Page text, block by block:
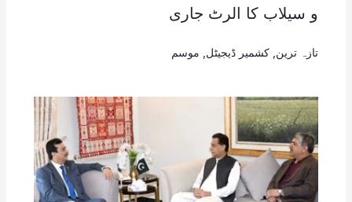
و سیلاب کا الرٹ جاری
تازہ ترین کشمیر ڈیجیٹل موسم